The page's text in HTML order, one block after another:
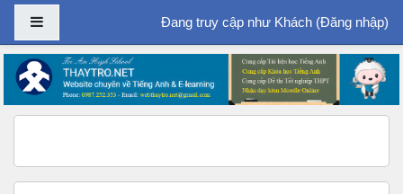
Chuyển tới nội dung chính
Bảng điều khiển cạnhĐang truy cập như Khách (Đăng nhập)